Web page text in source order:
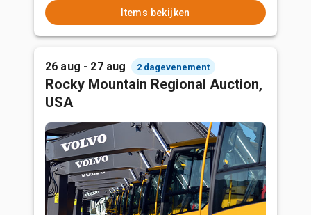
Items bekijken
26 aug - 27 aug 2 dagevenement
Rocky Mountain Regional Auction,
USA